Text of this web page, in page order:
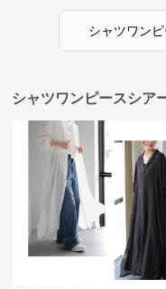
シャツワンピ
シャツワンピースシア